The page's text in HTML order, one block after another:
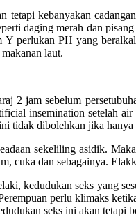
tetapi kebanyakan
daging merah dan
perlukan PH yang
laut.
2 jam sebelum
insemination setelah
tidak dibolehkan jika
sekeliling asidik.
cuka dan sebagainya.
kedudukan seks yang
perlu klimaks
seks ini akan